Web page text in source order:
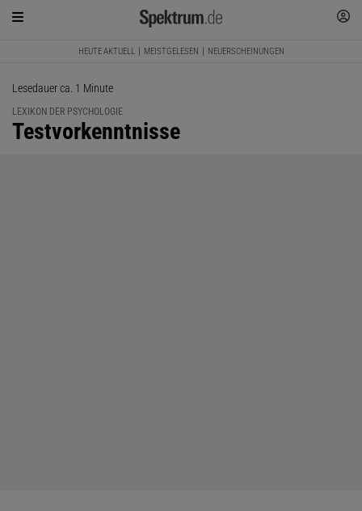
HEUTE AKTUELL MEISTGELESEN NEUERSCHEINUNGEN
Lesedauer ca. 1 Minute
LEXIKON DER PSYCHOLOGIE
:
Testvorkenntnisse